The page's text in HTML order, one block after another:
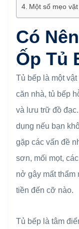
Một số mẹo
Có
Ốp Tủ
Tủ bếp là một
căn nhà, tủ bếp
và lưu trữ đồ
dụng nếu bạn
gặp các vấn đề
sơn, mối mọt,
nở gây mất thẩm
tiền đến cỡ nào.
Tủ bếp là tâm